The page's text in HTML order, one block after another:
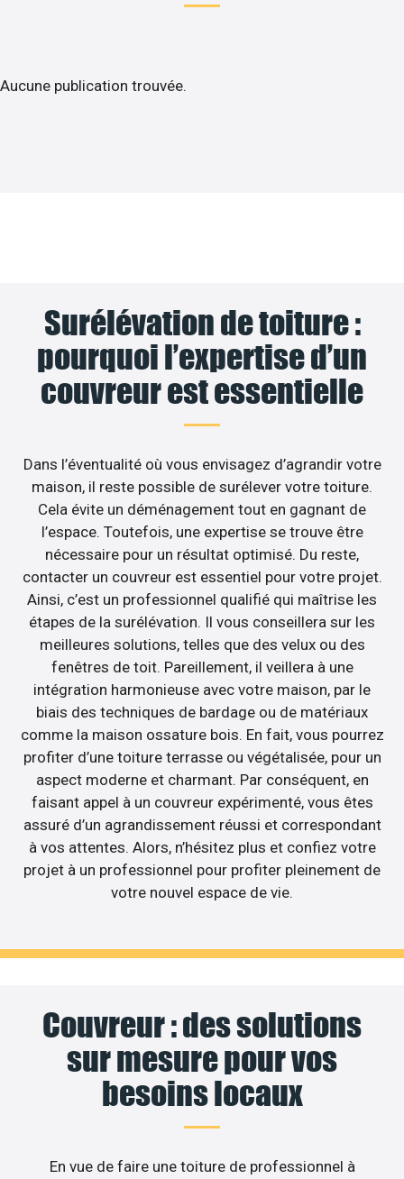
Aucune publication trouvée.
Surélévation de toiture :
pourquoi l’expertise d’un
couvreur est essentielle
Dans l’éventualité où vous envisagez d’agrandir votre
maison, il reste possible de surélever votre toiture.
Cela évite un déménagement tout en gagnant de
l’espace. Toutefois, une expertise se trouve être
nécessaire pour un résultat optimisé. Du reste,
contacter un couvreur est essentiel pour votre projet.
Ainsi, c’est un professionnel qualifié qui maîtrise les
étapes de la surélévation. Il vous conseillera sur les
meilleures solutions, telles que des velux ou des
fenêtres de toit. Pareillement, il veillera à une
intégration harmonieuse avec votre maison, par le
biais des techniques de bardage ou de matériaux
comme la maison ossature bois. En fait, vous pourrez
profiter d’une toiture terrasse ou végétalisée, pour un
aspect moderne et charmant. Par conséquent, en
faisant appel à un couvreur expérimenté, vous êtes
assuré d’un agrandissement réussi et correspondant
à vos attentes. Alors, n’hésitez plus et confiez votre
projet à un professionnel pour profiter pleinement de
votre nouvel espace de vie.
Couvreur : des solutions
sur mesure pour vos
besoins locaux
En vue de faire une toiture de professionnel à